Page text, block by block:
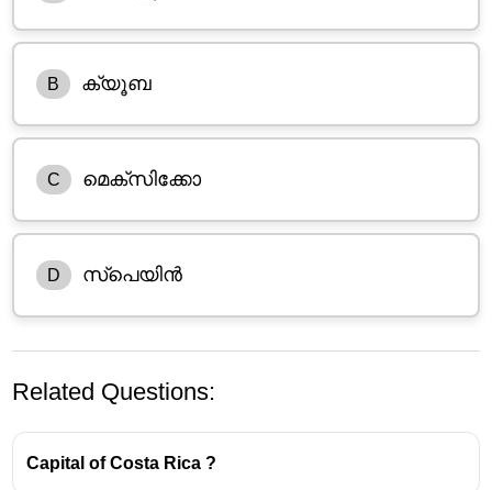
B ക്യൂബ
C മെക്സിക്കോ
D സ്പെയിൻ
Related Questions:
Capital of Costa Rica ?